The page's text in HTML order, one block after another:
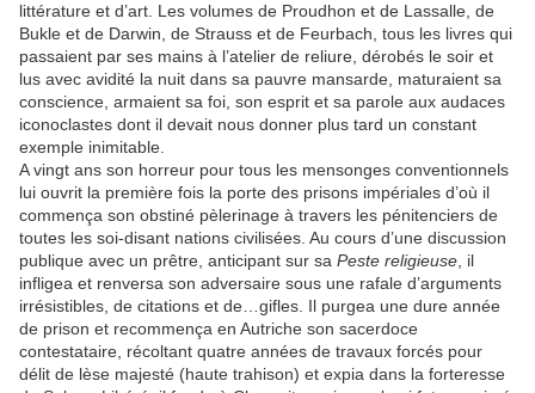
littérature et d’art. Les volumes de Proudhon et de Lassalle, de
Bukle et de Darwin, de Strauss et de Feurbach, tous les livres qui
passaient par ses mains à l’atelier de reliure, dérobés le soir et
lus avec avidité la nuit dans sa pauvre mansarde, maturaient sa
conscience, armaient sa foi, son esprit et sa parole aux audaces
iconoclastes dont il devait nous donner plus tard un constant
exemple inimitable.
A vingt ans son horreur pour tous les mensonges conventionnels
lui ouvrit la première fois la porte des prisons impériales d’où il
commença son obstiné pèlerinage à travers les pénitenciers de
toutes les soi-disant nations civilisées. Au cours d’une discussion
publique avec un prêtre, anticipant sur sa Peste religieuse , il
infligea et renversa son adversaire sous une rafale d’arguments
irrésistibles, de citations et de…gifles. Il purgea une dure année
de prison et recommença en Autriche son sacerdoce
contestataire, récoltant quatre années de travaux forcés pour
délit de lèse majesté (haute trahison) et expia dans la forteresse